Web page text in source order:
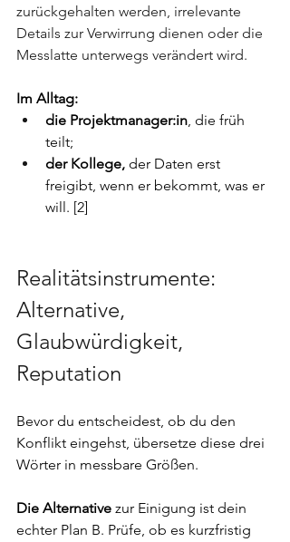
zurückgehalten werden, irrelevante
Details zur Verwirrung dienen oder die
Messlatte unterwegs verändert wird.
Im Alltag:
die Projektmanager:in, die früh
teilt;
der Kollege, der Daten erst
freigibt, wenn er bekommt, was er
will. [2]
Realitätsinstrumente:
Alternative,
Glaubwürdigkeit,
Reputation
Bevor du entscheidest, ob du den
Konflikt eingehst, übersetze diese drei
Wörter in messbare Größen.
Die Alternative zur Einigung ist dein
echter Plan B. Prüfe, ob es kurzfristig